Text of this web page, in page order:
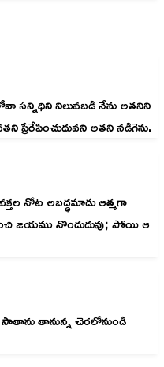
సన్నిధిని నిలువబడి నేను అతనిని
అతని నడిగెను.
నోట అబద్ధమాడు ఆత్మగా
జయము నొందుదువు; పోయి ఆ
తానున్న చెరలోనుండి